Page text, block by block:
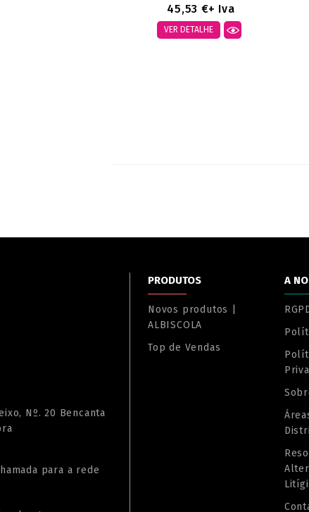
45,53 €+ Iva
VER DETALHE
Nº. 20 Bencanta
para a rede
PRODUTOS
Novos produtos |
ALBISCOLA
Top de Vendas
A